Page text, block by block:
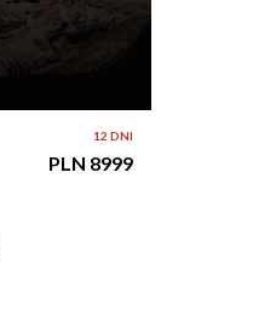
12 DNI
PLN 8999